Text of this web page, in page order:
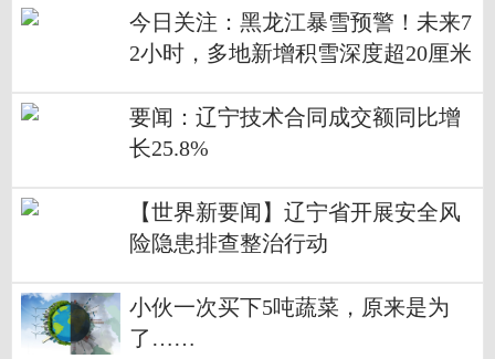
今日关注：黑龙江暴雪预警！未来7
2小时，多地新增积雪深度超20厘米
要闻：辽宁技术合同成交额同比增
长25.8%
【世界新要闻】辽宁省开展安全风
险隐患排查整治行动
小伙一次买下5吨蔬菜，原来是为
了……